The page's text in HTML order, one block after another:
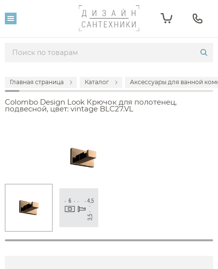
Главная страница Каталог Аксессуары для ванной
Colombo Design Look Крючок для полотенец,
подвесной, цвет: vintage BLC27.VL